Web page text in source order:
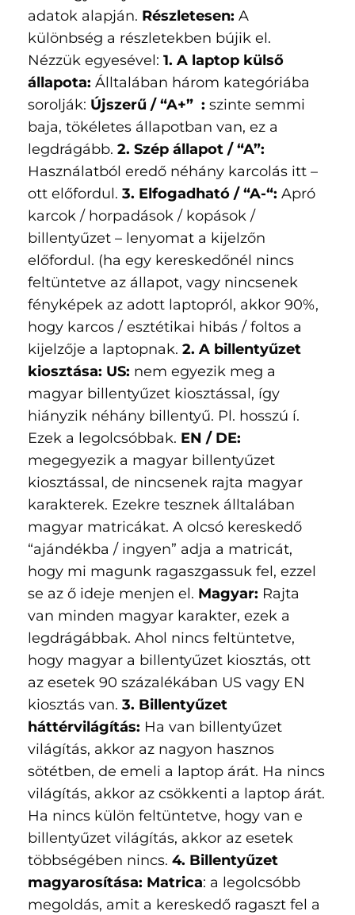
adatok alapján. Részletesen: A
különbség a részletekben bújik el.
Nézzük egyesével: 1. A laptop külső
állapota: Álltalában három kategóriába
sorolják: Újszerű / “A+” : szinte semmi
baja, tökéletes állapotban van, ez a
legdrágább. 2. Szép állapot / “A”:
Használatból eredő néhány karcolás itt –
ott előfordul. 3. Elfogadható / “A-“: Apró
karcok / horpadások / kopások /
billentyűzet – lenyomat a kijelzőn
előfordul. (ha egy kereskedőnél nincs
feltüntetve az állapot, vagy nincsenek
fényképek az adott laptopról, akkor 90%,
hogy karcos / esztétikai hibás / foltos a
kijelzője a laptopnak. 2. A billentyűzet
kiosztása: US: nem egyezik meg a
magyar billentyűzet kiosztással, így
hiányzik néhány billentyű. Pl. hosszú í.
Ezek a legolcsóbbak. EN / DE:
megegyezik a magyar billentyűzet
kiosztással, de nincsenek rajta magyar
karakterek. Ezekre tesznek álltalában
magyar matricákat. A olcsó kereskedő
“ajándékba / ingyen” adja a matricát,
hogy mi magunk ragaszgassuk fel, ezzel
se az ő ideje menjen el. Magyar: Rajta
van minden magyar karakter, ezek a
legdrágábbak. Ahol nincs feltüntetve,
hogy magyar a billentyűzet kiosztás, ott
az esetek 90 százalékában US vagy EN
kiosztás van. 3. Billentyűzet
háttérvilágítás: Ha van billentyűzet
világítás, akkor az nagyon hasznos
sötétben, de emeli a laptop árát. Ha nincs
világítás, akkor az csökkenti a laptop árát.
Ha nincs külön feltüntetve, hogy van e
billentyűzet világítás, akkor az esetek
többségében nincs. 4. Billentyűzet
magyarosítása: Matrica: a legolcsóbb
megoldás, amit a kereskedő ragaszt fel a